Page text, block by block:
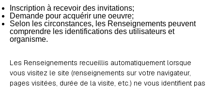
Inscription à recevoir des invitations;
Demande pour acquérir une oeuvre;
Selon les circonstances, les Renseignements peuvent
comprendre les identifications des utilisateurs et
organisme.
Les Renseignements recueillis automatiquement lorsque
vous visitez le site (renseignements sur votre navigateur,
pages visitées, durée de la visite, etc.) ne vous identifient pas